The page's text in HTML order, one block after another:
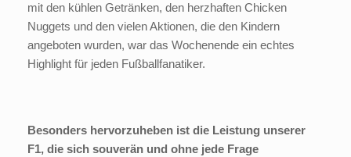
mit den kühlen Getränken, den herzhaften Chicken
Nuggets und den vielen Aktionen, die den Kindern
angeboten wurden, war das Wochenende ein echtes
Highlight für jeden Fußballfanatiker.
Besonders hervorzuheben ist die Leistung unserer
F1, die sich souverän und ohne jede Frage